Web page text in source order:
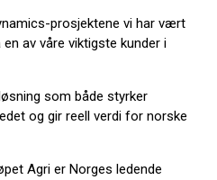
prosjektene vi har vært
av våre viktigste kunder i
som både styrker
og gir reell verdi for norske
Agri er Norges ledende